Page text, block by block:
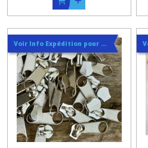
Voir Info Expédition pour Régler les Frais de Port au Meilleur Prix , En haut d'ecran à Droite